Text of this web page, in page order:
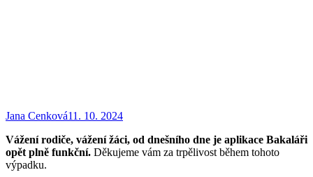
Jana Cenková11. 10. 2024
Vážení rodiče, vážení žáci, od dnešního dne je aplikace Bakaláři
opět plně funkční. Děkujeme vám za trpělivost během tohoto
výpadku.